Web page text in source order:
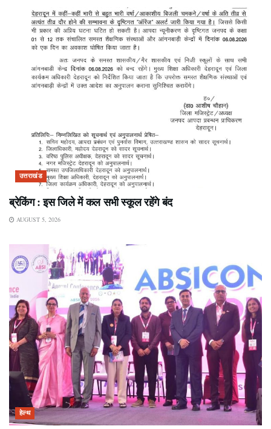
उत्तराखंड
ब्रेकिंग : इस जिले में कल सभी स्कूल रहेंगे बंद
AUGUST 5, 2026
हेल्थ